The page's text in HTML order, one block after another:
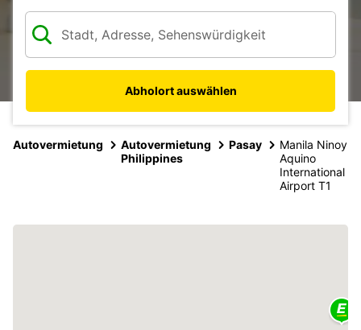
Abholort auswählen
Autovermietung
Autovermietung
Philippines
Pasay
Manila Ninoy
Aquino
International
Airport T1